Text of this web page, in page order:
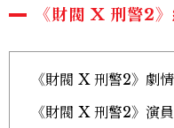
《財閥 X 刑警2
《財閥 X 刑警2》劇
《財閥 X 刑警2》演